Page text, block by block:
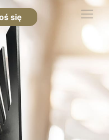
się